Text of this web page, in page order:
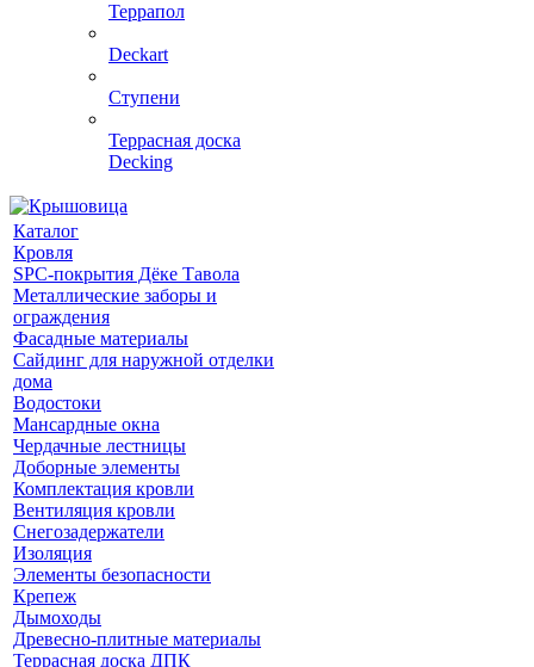
Террапол
Deckart
Ступени
Террасная доска
Decking
Каталог
Кровля
SPC-покрытия Дёке Тавола
Металлические заборы и
ограждения
Фасадные материалы
Сайдинг для наружной отделки
дома
Водостоки
Мансардные окна
Чердачные лестницы
Доборные элементы
Комплектация кровли
Вентиляция кровли
Снегозадержатели
Изоляция
Элементы безопасности
Крепеж
Дымоходы
Древесно-плитные материалы
Террасная доска ДПК